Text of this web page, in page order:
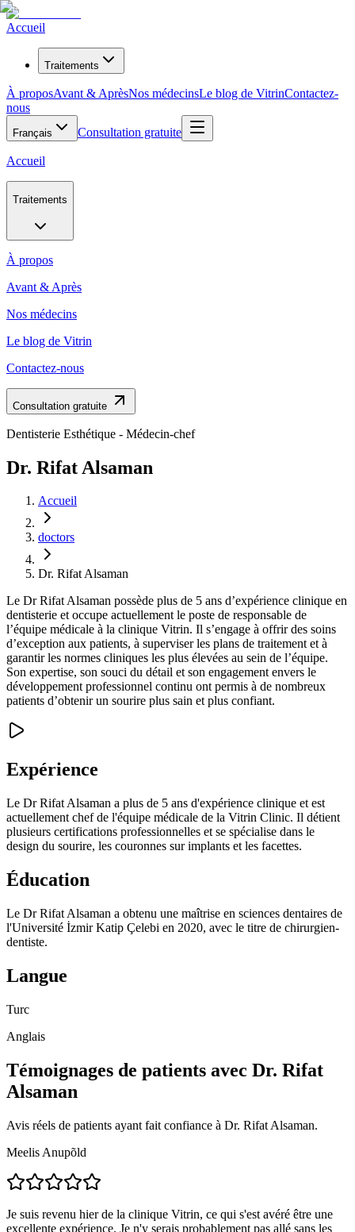
Accueil
Traitements
À proposAvant & AprèsNos médecinsLe blog de VitrinContactez-
nous
Français Consultation gratuite
Accueil
Traitements
À propos
Avant & Après
Nos médecins
Le blog de Vitrin
Contactez-nous
Consultation gratuite
Dentisterie Esthétique - Médecin-chef
Dr. Rifat Alsaman
Accueil
doctors
Dr. Rifat Alsaman
Le Dr Rifat Alsaman possède plus de 5 ans d’expérience clinique en
dentisterie et occupe actuellement le poste de responsable de
l’équipe médicale à la clinique Vitrin. Il s’engage à offrir des soins
d’exception aux patients, à superviser les plans de traitement et à
garantir les normes cliniques les plus élevées au sein de l’équipe.
Son expertise, son souci du détail et son engagement envers le
développement professionnel continu ont permis à de nombreux
patients d’obtenir un sourire plus sain et plus confiant.
Expérience
Le Dr Rifat Alsaman a plus de 5 ans d'expérience clinique et est
actuellement chef de l'équipe médicale de la Vitrin Clinic. Il détient
plusieurs certifications professionnelles et se spécialise dans le
design du sourire, les couronnes sur implants et les facettes.
Éducation
Le Dr Rifat Alsaman a obtenu une maîtrise en sciences dentaires de
l'Université İzmir Katip Çelebi en 2020, avec le titre de chirurgien-
dentiste.
Langue
Turc
Anglais
Témoignages de patients avec Dr. Rifat
Alsaman
Avis réels de patients ayant fait confiance à Dr. Rifat Alsaman.
Meelis Anupõld
Je suis revenu hier de la clinique Vitrin, ce qui s'est avéré être une
excellente expérience. Je n'y serais probablement pas allé sans les